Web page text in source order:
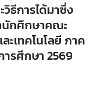
ธีการได้มาซึ่ง
นักศึกษาคณะ
ะเทคโนโลยี ภาค
รศึกษา 2569